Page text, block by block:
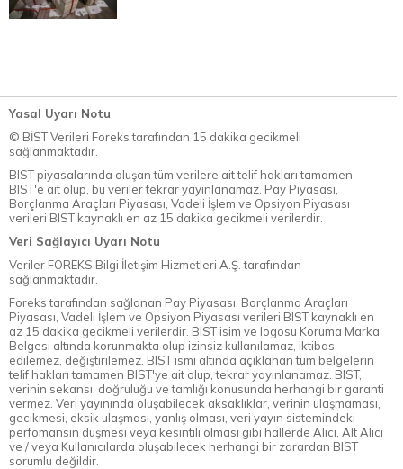
Yasal Uyarı Notu
© BİST Verileri Foreks tarafından 15 dakika gecikmeli
sağlanmaktadır.
BIST piyasalarında oluşan tüm verilere ait telif hakları tamamen
BIST'e ait olup, bu veriler tekrar yayınlanamaz. Pay Piyasası,
Borçlanma Araçları Piyasası, Vadeli İşlem ve Opsiyon Piyasası
verileri BIST kaynaklı en az 15 dakika gecikmeli verilerdir.
Veri Sağlayıcı Uyarı Notu
Veriler FOREKS Bilgi İletişim Hizmetleri A.Ş. tarafından
sağlanmaktadır.
Foreks tarafından sağlanan Pay Piyasası, Borçlanma Araçları
Piyasası, Vadeli İşlem ve Opsiyon Piyasası verileri BIST kaynaklı en
az 15 dakika gecikmeli verilerdir. BIST isim ve logosu Koruma Marka
Belgesi altında korunmakta olup izinsiz kullanılamaz, iktibas
edilemez, değiştirilemez. BIST ismi altında açıklanan tüm belgelerin
telif hakları tamamen BIST'ye ait olup, tekrar yayınlanamaz. BIST,
verinin sekansı, doğruluğu ve tamlığı konusunda herhangi bir garanti
vermez. Veri yayınında oluşabilecek aksaklıklar, verinin ulaşmaması,
gecikmesi, eksik ulaşması, yanlış olması, veri yayın sistemindeki
perfomansın düşmesi veya kesintili olması gibi hallerde Alıcı, Alt Alıcı
ve / veya Kullanıcılarda oluşabilecek herhangi bir zarardan BIST
sorumlu değildir.